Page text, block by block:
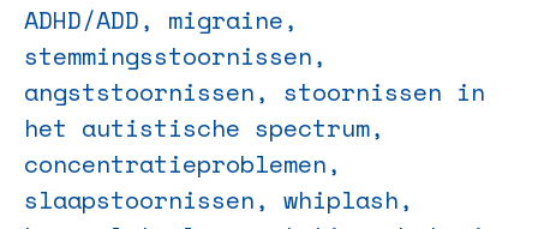
ADHD/ADD, migraine,
stemmingsstoornissen,
angststoornissen, stoornissen in
het autistische spectrum,
concentratieproblemen,
slaapstoornissen, whiplash,